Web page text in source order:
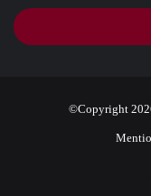
Email
address
©Copyright